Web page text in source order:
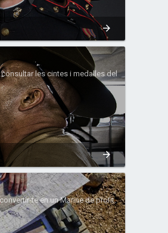
les cintes i medalles del
te en un Marine de profit.